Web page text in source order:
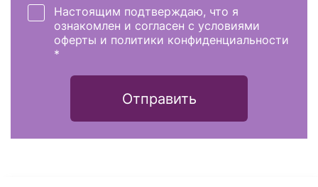
Настоящим подтверждаю, что я
ознакомлен и согласен с условиями
оферты и политики конфиденциальности
*
Отправить